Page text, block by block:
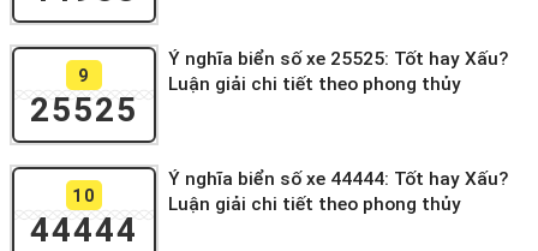
9
25525
Ý nghĩa biển số xe 25525: Tốt hay Xấu?
Luận giải chi tiết theo phong thủy
10
44444
Ý nghĩa biển số xe 44444: Tốt hay Xấu?
Luận giải chi tiết theo phong thủy